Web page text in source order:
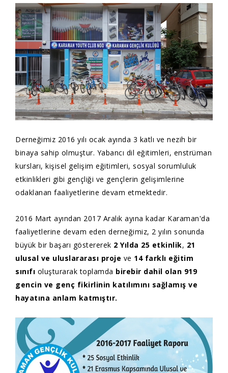
Derneğimiz 2016 yılı ocak ayında 3 katlı ve nezih bir
binaya sahip olmuştur. Yabancı dil eğitimleri, enstrüman
kursları, kişisel gelişim eğitimleri, sosyal sorumluluk
etkinlikleri gibi gençliği ve gençlerin gelişimlerine
odaklanan faaliyetlerine devam etmektedir.
2016 Mart ayından 2017 Aralık ayına kadar Karaman'da
faaliyetlerine devam eden derneğimiz, 2 yılın sonunda
büyük bir başarı göstererek 2 Yılda 25 etkinlik, 21
ulusal ve uluslararası proje ve 14 farklı eğitim
sınıfı oluşturarak toplamda birebir dahil olan 919
gencin ve genç fikirlinin katılımını sağlamış ve
hayatına anlam katmıştır.